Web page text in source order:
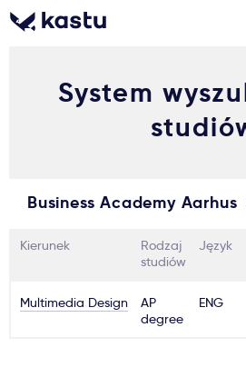
1
Powiadomienia
Formularz
Zadzwoń Bezpłatne
Gdzie studiować?
System
Business Academy Aarhus
Kierunek
Rodzaj
studiów
Język
Multimedia Design
AP
degree
ENG